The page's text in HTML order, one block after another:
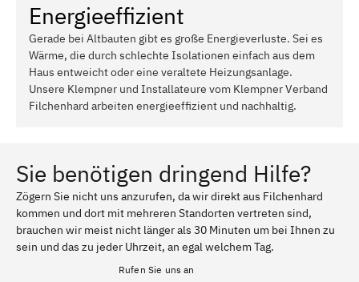
Energieeffizient
Gerade bei Altbauten gibt es große Energieverluste. Sei es
Wärme, die durch schlechte Isolationen einfach aus dem
Haus entweicht oder eine veraltete Heizungsanlage.
Unsere Klempner und Installateure vom Klempner Verband
Filchenhard arbeiten energieeffizient und nachhaltig.
Sie benötigen dringend Hilfe?
Zögern Sie nicht uns anzurufen, da wir direkt aus Filchenhard
kommen und dort mit mehreren Standorten vertreten sind,
brauchen wir meist nicht länger als 30 Minuten um bei Ihnen zu
sein und das zu jeder Uhrzeit, an egal welchem Tag.
Rufen Sie uns an